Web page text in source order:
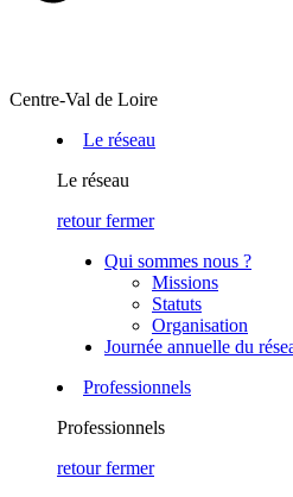
Centre-Val de Loire
Le réseau
Le réseau
retour fermer
Qui sommes nous ?
Missions
Statuts
Organisation
Journée annuelle du
Professionnels
Professionnels
retour fermer